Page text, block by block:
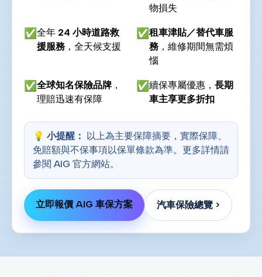
物損失
✅全年 24 小時道路救
援服務 ，全天候支援
✅租車津貼／替代車服
務 ，維修期間無需煩
惱
✅全球知名保險品牌 ，
理賠迅速有保障
✅續保專屬優惠， 長期
車主享更多折扣
💡 小提醒： 以上為主要保障摘要，實際保障、
免賠額與不保事項以保單條款為準。更多詳情請
參閱 AIG 官方網站。
立即報價 AIG 車保方案 汽車保險總覽 >